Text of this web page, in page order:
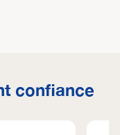
confiance